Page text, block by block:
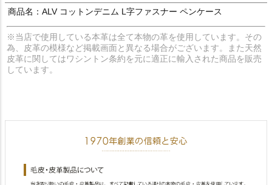
商品名：ALV コットンデニム L字ファスナー ペンケース
※当店で使用している本革は全て本物の革を使用しています。その
為、皮革の模様など掲載画面と異なる場合がございます。また天然
皮革に関してはワシントン条約を元に適正に輸入された商品を販売
しています。